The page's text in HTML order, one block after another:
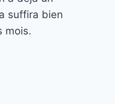
suffira bien
mois.